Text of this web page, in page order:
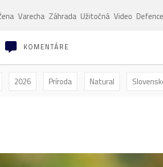
Varecha Záhrada Užitočná Video
KOMENTÁRE
2026 Príroda Natural